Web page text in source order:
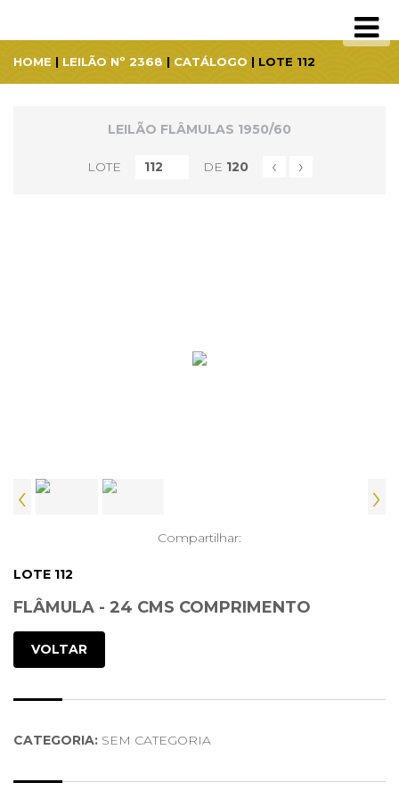
HOME | LEILÃO Nº 2368 | CATÁLOGO | LOTE 112
LEILÃO FLÂMULAS 1950/60
LOTE DE 120 ‹ ›
‹ ›
Compartilhar:
LOTE 112
FLÂMULA - 24 CMS COMPRIMENTO
VOLTAR
CATEGORIA: SEM CATEGORIA